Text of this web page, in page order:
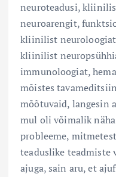
neuroteadusi,
neuroarengit,
kliinilist
kliinilist
immunoloogiat,
mõistes
mõõtuvaid, langesin
mul oli võimalik
probleeme,
teaduslike teadmiste
ajuga, sain aru, et